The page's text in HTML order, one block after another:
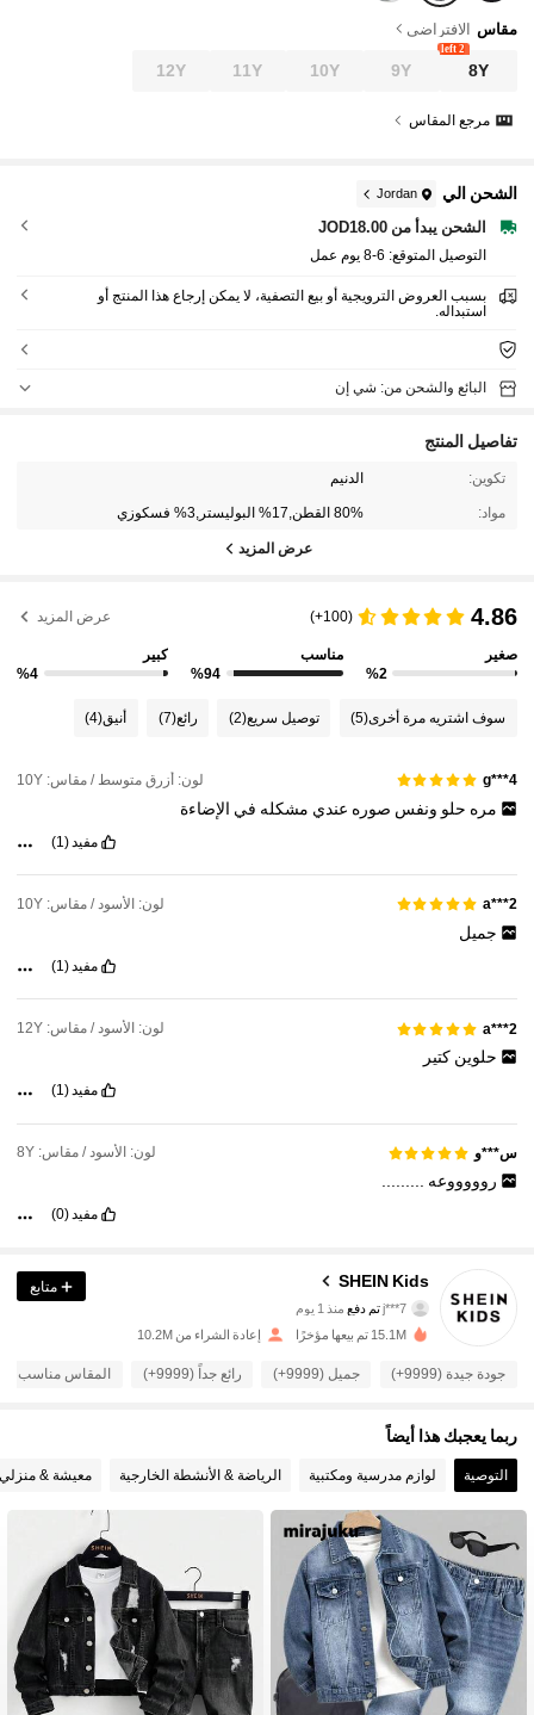
مقاس الافتراضي
8Y
2 left
9Y
10Y
11Y
12Y
مرجع المقاس
الشحن الي Jordan
الشحن يبدأ من JOD18.00
التوصيل المتوقع: 6-8 يوم عمل
بسبب العروض الترويجية أو بيع التصفية، لا يمكن إرجاع هذا المنتج أو
استبداله.
البائع والشحن من: شي إن
تفاصيل المنتج
تكوين: الدنيم
مواد: 80% القطن,17% البوليستر,3% فسكوزي
عرض المزيد
4.86
(100+) عرض المزيد
صغير
%2
مناسب
%94
كبير
%4
سوف اشتريه مرة أخرى(5) توصيل سريع(2) رائع(7) أنيق(4)
g***4 لون: أزرق متوسط / مقاس: 10Y
مره حلو ونفس صوره عندي مشكله في الإضاءة
مفيد(1)
a***2 لون: الأسود / مقاس: 10Y
جميل
مفيد(1)
a***2 لون: الأسود / مقاس: 12Y
حلوين كتير
مفيد(1)
س***و لون: الأسود / مقاس: 8Y
روووووعه .........
مفيد(0)
SHEIN Kids
4.94
807K متابعون
j***7تم دفع منذ 1 يوم
4.94
4.94 807K متابعون
4.94 807K متابعون
4.94 807K متابعون
متابع
15.1M تم بيعها مؤخرًا إعادة الشراء من 10.2M
جودة جيدة (9999+) جميل (9999+) رائع جداً (9999+) المقاس مناسب (9999+)
ربما يعجبك هذا أيضاً
التوصية لوازم مدرسية ومكتبية الرياضة & الأنشطة الخارجية معيشة &